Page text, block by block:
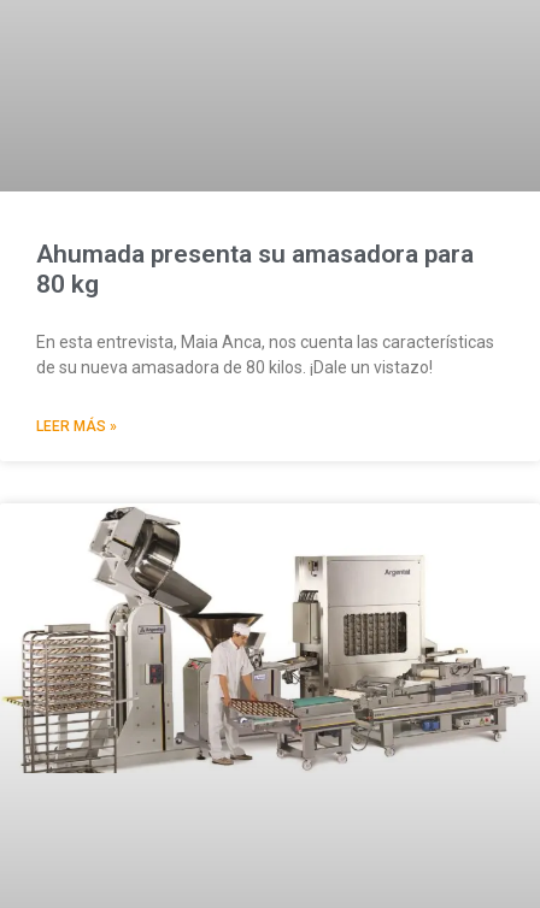
Ahumada presenta su amasadora para
80 kg
En esta entrevista, Maia Anca, nos cuenta las características
de su nueva amasadora de 80 kilos. ¡Dale un vistazo!
LEER MÁS »